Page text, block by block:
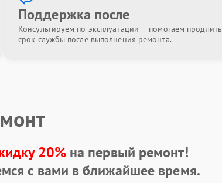
Поддержка после
Консультируем по эксплуатации — помогаем продлить
срок службы после выполнения ремонта.
20%на первый ремонт!
с вами в ближайшее время.